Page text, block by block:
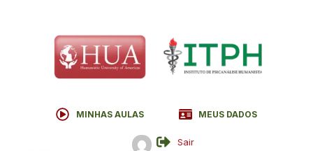
MINHAS AULAS MEUS DADOS
Sair